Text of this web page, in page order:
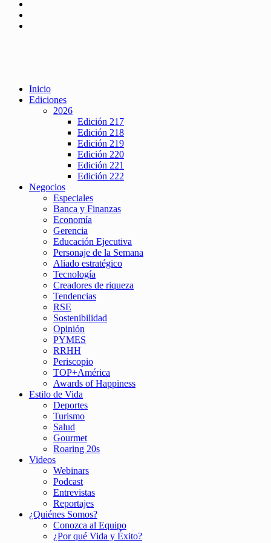
Inicio
Ediciones
2026
Edición 217
Edición 218
Edición 219
Edición 220
Edición 221
Edición 222
Negocios
Especiales
Banca y Finanzas
Economía
Gerencia
Educación Ejecutiva
Personaje de la Semana
Aliado estratégico
Tecnología
Creadores de riqueza
Tendencias
RSE
Sostenibilidad
Opinión
PYMES
RRHH
Periscopio
TOP+América
Awards of Happiness
Estilo de Vida
Deportes
Turismo
Salud
Gourmet
Roaring 20s
Videos
Webinars
Podcast
Entrevistas
Reportajes
¿Quiénes Somos?
Conozca al Equipo
¿Por qué Vida y Éxito?